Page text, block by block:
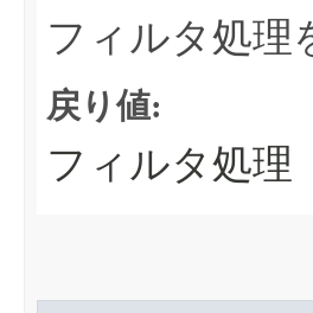
フィルタ処理
戻り値:
フィルタ処理